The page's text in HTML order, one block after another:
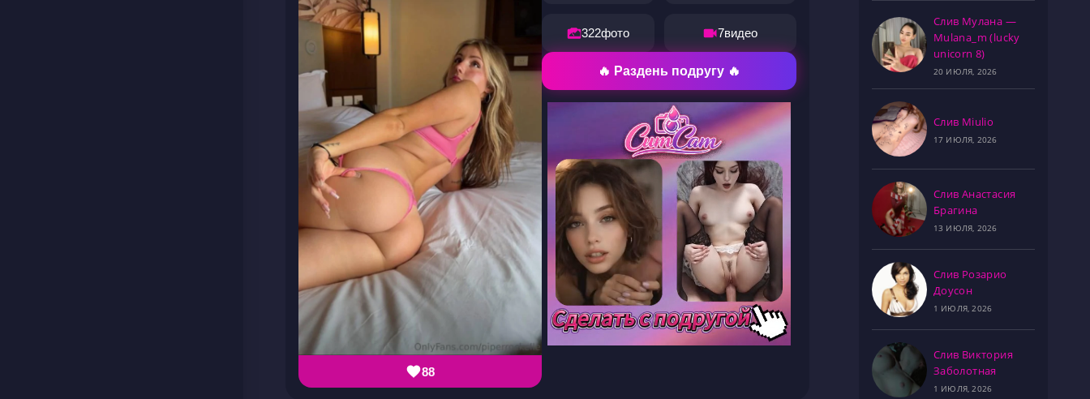
88
322фото 7видео
🔥 Раздень подругу 🔥
Слив Мулана —
Mulana_m (lucky
unicorn 8)
20 ИЮЛЯ, 2026
Слив Miulio
17 ИЮЛЯ, 2026
Слив Анастасия
Брагина
13 ИЮЛЯ, 2026
Слив Розарио
Доусон
1 ИЮЛЯ, 2026
Слив Виктория
Заболотная
1 ИЮЛЯ, 2026